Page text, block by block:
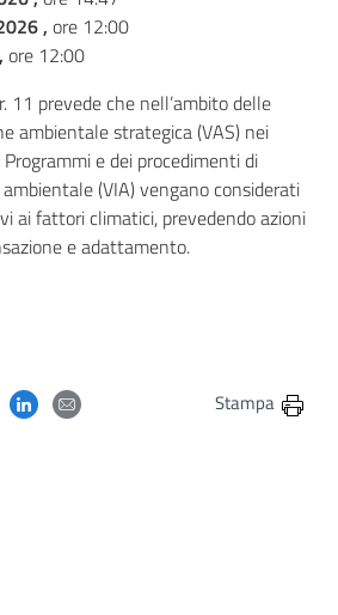
, ore 12:00
ore 12:00
11 prevede che nell’ambito delle
ambientale strategica (VAS) nei
e dei procedimenti di
(VIA) vengano considerati
ai fattori climatici, prevedendo azioni
e adattamento.
questa pagina su Facebook
Condividi questa pagina su Twitter
Condividi questa pagina su Linkedin
Condividi questa pagina via
Stampa